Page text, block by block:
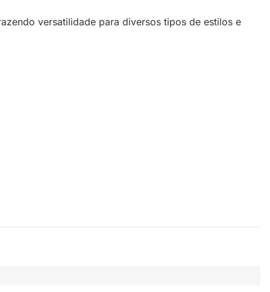
versatilidade para diversos tipos de estilos e